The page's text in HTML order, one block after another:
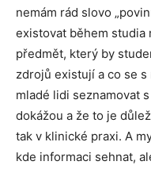
nemám rád slovo
existovat během studia
předmět, který by
zdrojů existují a co se
mladé lidi seznamovat
dokážou a že to je
tak v klinické praxi. A
kde informaci sehnat,